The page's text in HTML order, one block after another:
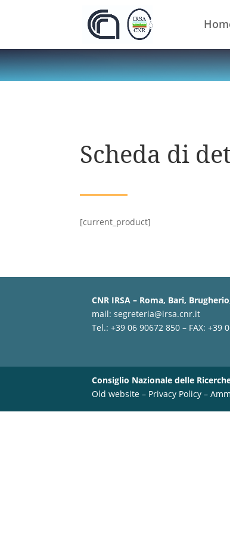
Scheda di
[current_product]
CNR IRSA – Roma, Bari,
mail:segreteria@irsa.cnr.it
Tel.: +39 06 90672 850 – FAX: +39
Consiglio Nazionale delle
Old website – Privacy Policy –